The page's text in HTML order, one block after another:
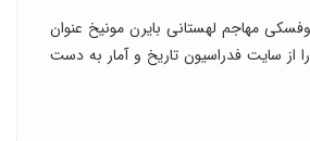
مهاجم لهستانی بایرن مونیخ عنوان
از سایت فدراسیون تاریخ و آمار به دست